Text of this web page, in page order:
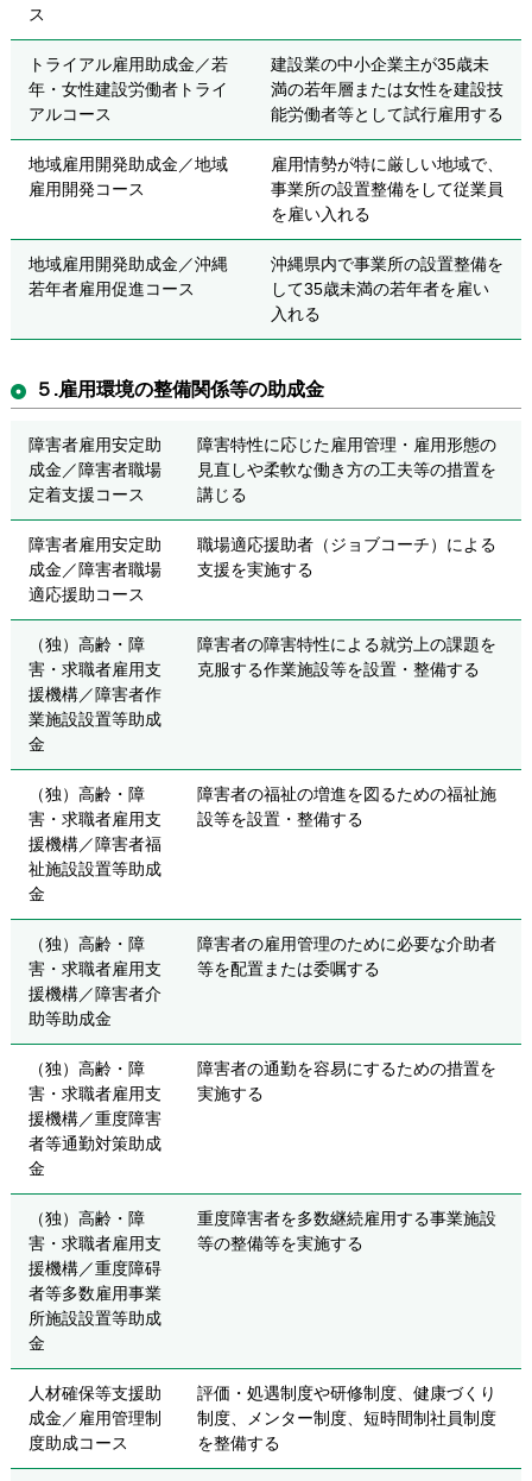
ス
トライアル雇用助成金／若
年・女性建設労働者トライ
アルコース
建設業の中小企業主が35歳未
満の若年層または女性を建設技
能労働者等として試行雇用する
地域雇用開発助成金／地域
雇用開発コース
雇用情勢が特に厳しい地域で、
事業所の設置整備をして従業員
を雇い入れる
地域雇用開発助成金／沖縄
若年者雇用促進コース
沖縄県内で事業所の設置整備を
して35歳未満の若年者を雇い
入れる
５.雇用環境の整備関係等の助成金
障害者雇用安定助
成金／障害者職場
定着支援コース
障害特性に応じた雇用管理・雇用形態の
見直しや柔軟な働き方の工夫等の措置を
講じる
障害者雇用安定助
成金／障害者職場
適応援助コース
職場適応援助者（ジョブコーチ）による
支援を実施する
（独）高齢・障
害・求職者雇用支
援機構／障害者作
業施設設置等助成
金
障害者の障害特性による就労上の課題を
克服する作業施設等を設置・整備する
（独）高齢・障
害・求職者雇用支
援機構／障害者福
祉施設設置等助成
金
障害者の福祉の増進を図るための福祉施
設等を設置・整備する
（独）高齢・障
害・求職者雇用支
援機構／障害者介
助等助成金
障害者の雇用管理のために必要な介助者
等を配置または委嘱する
（独）高齢・障
害・求職者雇用支
援機構／重度障害
者等通勤対策助成
金
障害者の通勤を容易にするための措置を
実施する
（独）高齢・障
害・求職者雇用支
援機構／重度障碍
者等多数雇用事業
所施設設置等助成
金
重度障害者を多数継続雇用する事業施設
等の整備等を実施する
人材確保等支援助
成金／雇用管理制
度助成コース
評価・処遇制度や研修制度、健康づくり
制度、メンター制度、短時間制社員制度
を整備する